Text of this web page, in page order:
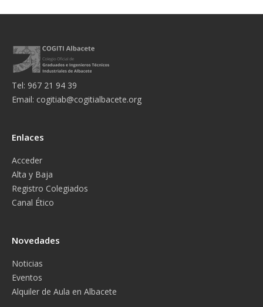
Tel: 967 21 94 39
Email: cogitiab@cogitialbacete.org
Enlaces
Acceder
Alta y Baja
Registro Colegiados
Canal Ético
Novedades
Noticias
Eventos
Alquiler de Aula en Albacete